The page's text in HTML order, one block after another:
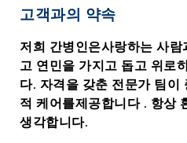
고객과의 약속
저희 간병인은사랑하는 사
고 연민을 가지고 돕고 위로
다. 자격을 갖춘 전문가 팀이
적 케어를제공합니다 . 항상
생각합니다.